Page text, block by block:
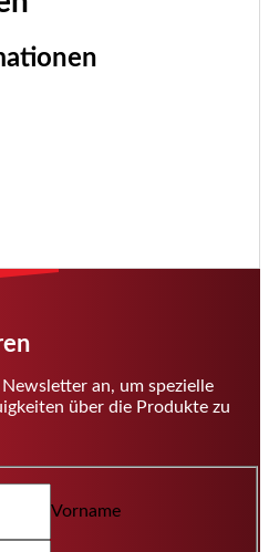
an, um spezielle
über die Produkte zu
Vorname